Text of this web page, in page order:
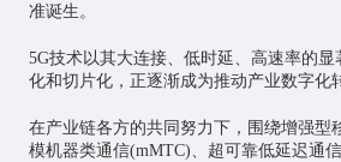
准诞生。
5G技术以其大连接、低时延、高速率的
化和切片化，正逐渐成为推动产业数字化
在产业链各方的共同努力下，围绕增强型
模机器类通信(mMTC)、超可靠低延迟通